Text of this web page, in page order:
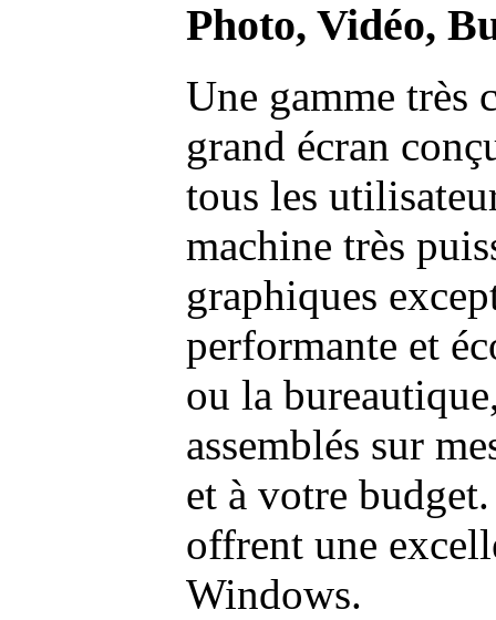
Photo, Vidéo,
Une gamme très
grand écran
tous les
machine très
graphiques
performante et
ou la
assemblés sur
et à votre
offrent une
Windows.